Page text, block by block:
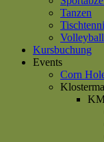
Tanzen
Volleyball
Kursbuchung
Events
Corn